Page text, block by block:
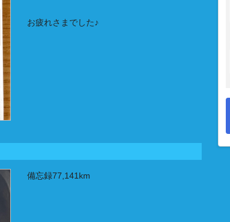
お疲れさまでした♪
備忘録77,141km